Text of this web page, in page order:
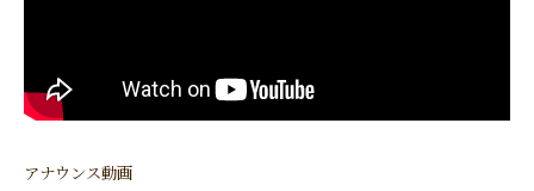
アナウンス動画